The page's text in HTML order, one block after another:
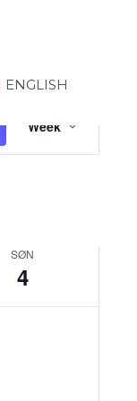
ENGLISH
Views
Week
SØN
4